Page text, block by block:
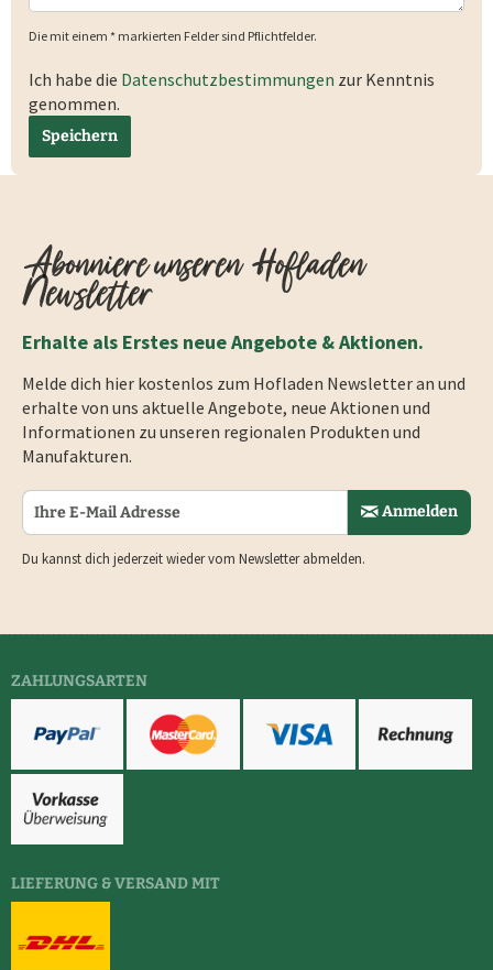
Die mit einem * markierten Felder sind Pflichtfelder.
Ich habe die Datenschutzbestimmungen zur Kenntnis
genommen.
Speichern
Abonniere unseren Hofladen
Newsletter
Erhalte als Erstes neue Angebote & Aktionen.
Melde dich hier kostenlos zum Hofladen Newsletter an und
erhalte von uns aktuelle Angebote, neue Aktionen und
Informationen zu unseren regionalen Produkten und
Manufakturen.
Anmelden
Du kannst dich jederzeit wieder vom Newsletter abmelden.
ZAHLUNGSARTEN
LIEFERUNG & VERSAND MIT